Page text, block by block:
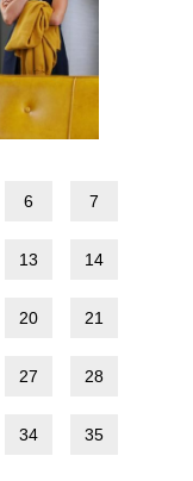
6 7
13 14
20 21
27 28
34 35